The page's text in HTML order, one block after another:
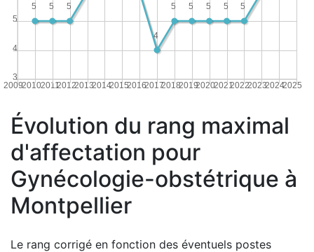
20092010201120122013201420152016201720182019202020212022202320242025
3
4
5
5
5
5
5
5
4
5
5
5
Évolution du rang maximal
d'affectation pour
Gynécologie-obstétrique à
Montpellier
Le rang corrigé en fonction des éventuels postes